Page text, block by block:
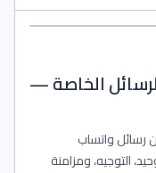
الخاصة —
رسائل واتساب
التوجيه، ومزامنة